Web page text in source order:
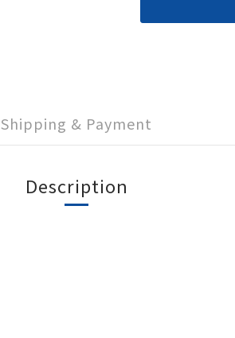
Shipping & Payment
Description